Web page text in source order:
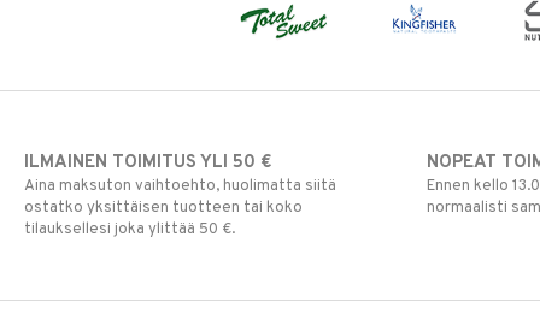
ILMAINEN TOIMITUS YLI 50 €
Aina maksuton vaihtoehto, huolimatta siitä
ostatko yksittäisen tuotteen tai koko
tilauksellesi joka ylittää 50 €.
NOPEAT
Ennen kello
normaalisti